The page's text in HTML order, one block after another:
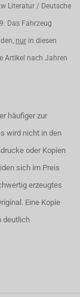
Literatur / Deutsche
Das Fahrzeug
nur in diesen
Artikel nach Jahren
häufiger zur
wird nicht in den
oder Kopien
sich im Preis
erzeugtes
Eine Kopie
deutlich